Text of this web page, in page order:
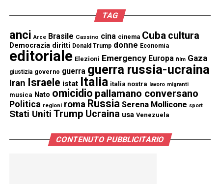
TAG
anci Arce Brasile Cassino cina cinema Cuba cultura
Democrazia diritti Donald Trump donne Economia
editoriale Elezioni Emergency Europa film Gaza
giustizia governo guerra guerra russia-ucraina
Iran Israele istat Italia italia nostra lavoro migranti
musica Nato omicidio pallamano conversano
Politica regioni roma Russia Serena Mollicone sport
Stati Uniti Trump Ucraina usa Venezuela
CONTENUTO PUBBLICITARIO